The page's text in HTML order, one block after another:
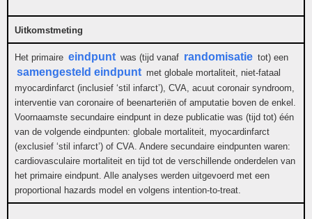
Uitkomstmeting
Het primaire eindpunt was (tijd vanaf randomisatie tot) een
samengesteld eindpunt met globale mortaliteit, niet-fataal
myocardinfarct (inclusief ‘stil infarct’), CVA, acuut coronair syndroom,
interventie van coronaire of beenarteriën of amputatie boven de enkel.
Voornaamste secundaire eindpunt in deze publicatie was (tijd tot) één
van de volgende eindpunten: globale mortaliteit, myocardinfarct
(exclusief ‘stil infarct’) of CVA. Andere secundaire eindpunten waren:
cardiovasculaire mortaliteit en tijd tot de verschillende onderdelen van
het primaire eindpunt. Alle analyses werden uitgevoerd met een
proportional hazards model en volgens intention-to-treat.